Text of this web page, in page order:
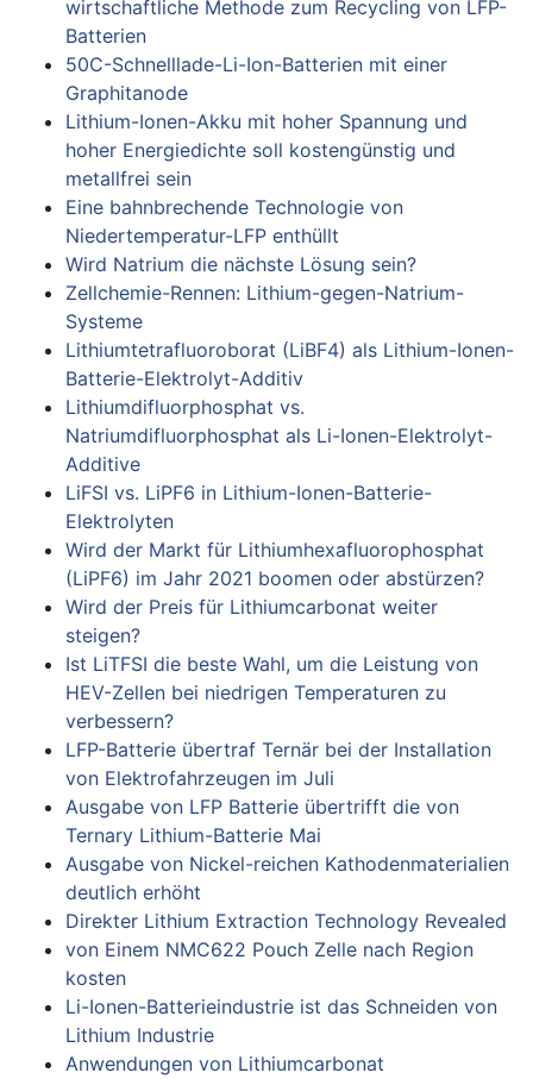
wirtschaftliche Methode zum Recycling von LFP-
Batterien
50C-Schnelllade-Li-Ion-Batterien mit einer
Graphitanode
Lithium-Ionen-Akku mit hoher Spannung und
hoher Energiedichte soll kostengünstig und
metallfrei sein
Eine bahnbrechende Technologie von
Niedertemperatur-LFP enthüllt
Wird Natrium die nächste Lösung sein?
Zellchemie-Rennen: Lithium-gegen-Natrium-
Systeme
Lithiumtetrafluoroborat (LiBF4) als Lithium-Ionen-
Batterie-Elektrolyt-Additiv
Lithiumdifluorphosphat vs.
Natriumdifluorphosphat als Li-Ionen-Elektrolyt-
Additive
LiFSI vs. LiPF6 in Lithium-Ionen-Batterie-
Elektrolyten
Wird der Markt für Lithiumhexafluorophosphat
(LiPF6) im Jahr 2021 boomen oder abstürzen?
Wird der Preis für Lithiumcarbonat weiter
steigen?
Ist LiTFSI die beste Wahl, um die Leistung von
HEV-Zellen bei niedrigen Temperaturen zu
verbessern?
LFP-Batterie übertraf Ternär bei der Installation
von Elektrofahrzeugen im Juli
Ausgabe von LFP Batterie übertrifft die von
Ternary Lithium-Batterie Mai
Ausgabe von Nickel-reichen Kathodenmaterialien
deutlich erhöht
Direkter Lithium Extraction Technology Revealed
von Einem NMC622 Pouch Zelle nach Region
kosten
Li-Ionen-Batterieindustrie ist das Schneiden von
Lithium Industrie
Anwendungen von Lithiumcarbonat